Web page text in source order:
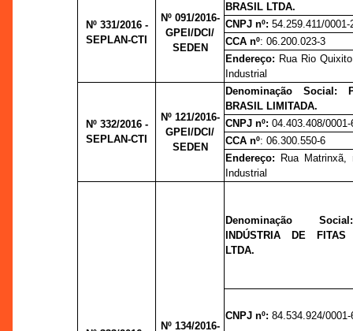
Nº 331/2016 -
SEPLAN-CTI
Nº 091/2016-
GPEI/DCI/
SEDEN
BRASIL LTDA.
CNPJ nº:54.259.411/0001-
CCA nº: 06.200.023-3
Endereço: Rua Rio
Industrial
Nº 332/2016 -
SEPLAN-CTI
Nº 121/2016-
GPEI/DCI/
SEDEN
Denominação Social:
BRASIL LIMITADA.
CNPJ nº:04.403.408/0001-
CCA nº: 06.300.550-6
Endereço:
Rua Matrinxã,
Industrial
Nº 134/2016-
Denominação
INDÚSTRIA DE
LTDA.
CNPJ nº:84.534.924/0001-